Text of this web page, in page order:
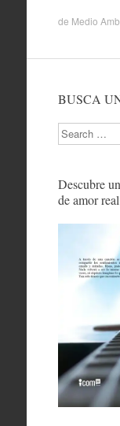
de Medio
BUSCA
Search
Descubre
de amor